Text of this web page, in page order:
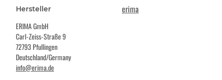
Hersteller erima
ERIMA GmbH
Carl-Zeiss-Straße 9
72793 Pfullingen
Deutschland/Germany
info@erima.de